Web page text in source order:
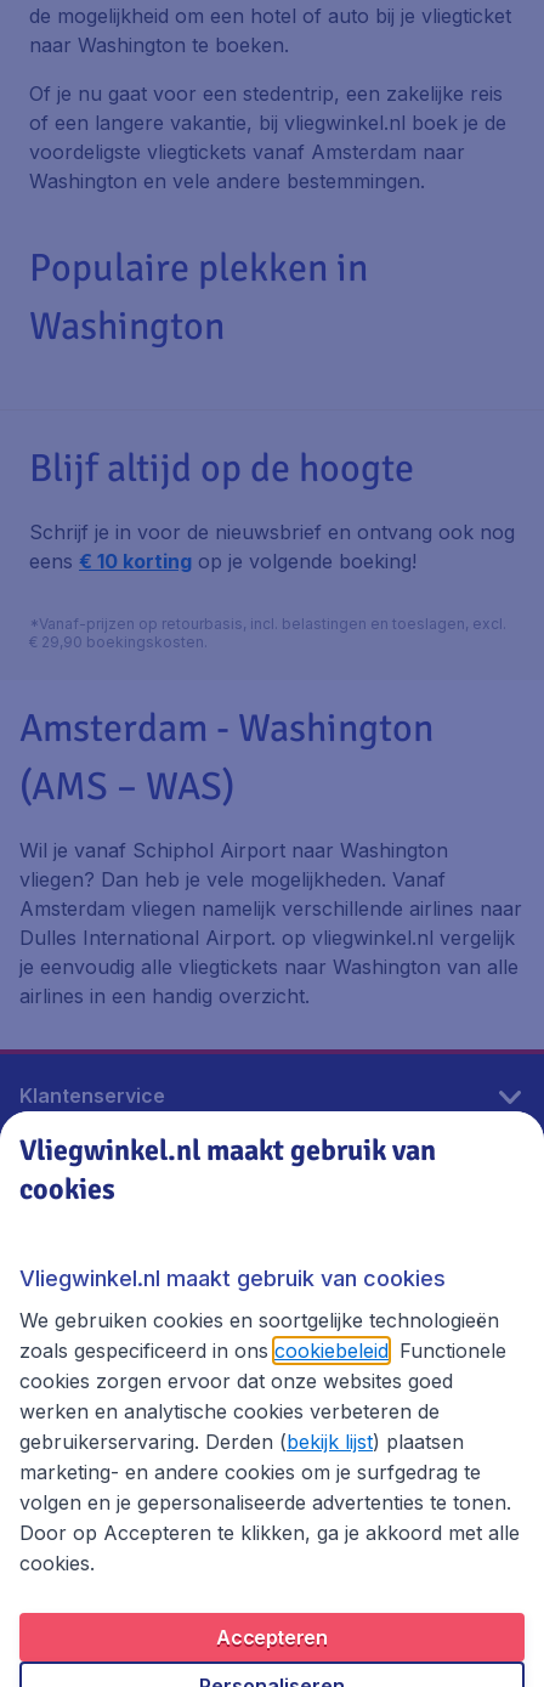
de mogelijkheid om een hotel of auto bij je vliegticket
naar Washington te boeken.
Of je nu gaat voor een stedentrip, een zakelijke reis
of een langere vakantie, bij vliegwinkel.nl boek je de
voordeligste vliegtickets vanaf Amsterdam naar
Washington en vele andere bestemmingen.
Populaire plekken in
Washington
Blijf altijd op de hoogte
Schrijf je in voor de nieuwsbrief en ontvang ook nog
eens € 10 korting op je volgende boeking!
*Vanaf-prijzen op retourbasis, incl. belastingen en toeslagen, excl.
€ 29,90 boekingskosten.
Amsterdam - Washington
(AMS – WAS)
Wil je vanaf Schiphol Airport naar Washington
vliegen? Dan heb je vele mogelijkheden. Vanaf
Amsterdam vliegen namelijk verschillende airlines naar
Dulles International Airport. op vliegwinkel.nl vergelijk
je eenvoudig alle vliegtickets naar Washington van alle
airlines in een handig overzicht.
Klantenservice
Vliegwinkel.nl
Thema's
Privacybeleid
Copyright © 2026
Vliegwinkel.nl maakt gebruik van
cookies
Vliegwinkel.nl maakt gebruik van cookies
We gebruiken cookies en soortgelijke technologieën
zoals gespecificeerd in ons cookiebeleid . Functionele
cookies zorgen ervoor dat onze websites goed
werken en analytische cookies verbeteren de
gebruikerservaring. Derden (bekijk lijst) plaatsen
marketing- en andere cookies om je surfgedrag te
volgen en je gepersonaliseerde advertenties te tonen.
Door op Accepteren te klikken, ga je akkoord met alle
cookies.
Accepteren